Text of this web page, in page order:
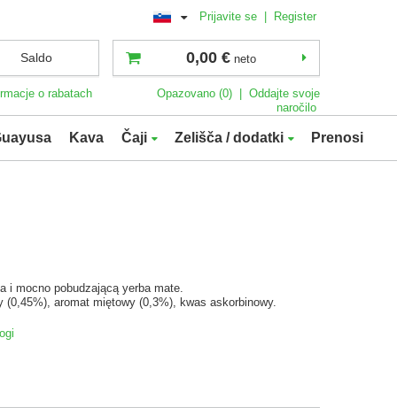
Prijavite se | Register
Saldo
o rabatach
0,00 € neto
Opazovano (0)
Oddajte svoje
naročilo
Kava Čaji Zelišča / dodatki Prenosi
i mocno pobudzającą yerba mate.
aromat miętowy (0,3%), kwas askorbinowy.